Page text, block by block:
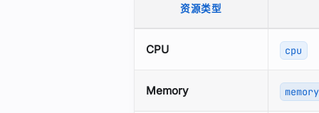
资源类型
CPU cpu
Memory memory